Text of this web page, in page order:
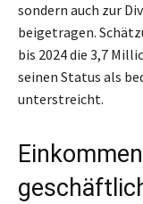
sondern auch zur
beigetragen.
bis 2024 die 3,7
seinen Status als
unterstreicht.